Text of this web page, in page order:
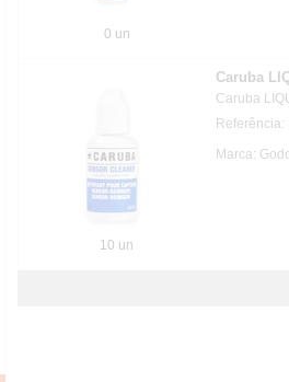
0 un
10 un
Caruba
Caruba
Marca: